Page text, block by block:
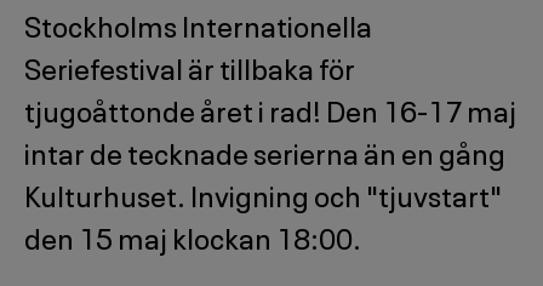
Stockholms Internationella
Seriefestival är tillbaka för
tjugoåttonde året i rad! Den 16-17 maj
intar de tecknade serierna än en gång
Kulturhuset. Invigning och "tjuvstart"
den 15 maj klockan 18:00.